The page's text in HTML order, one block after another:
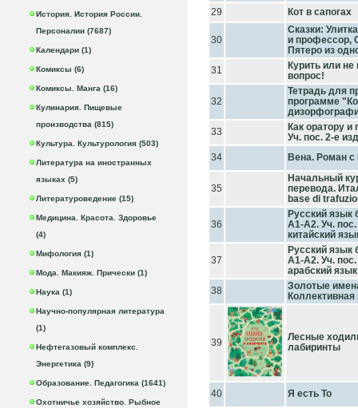
История. История России.
Персоналии (7687)
Календари (1)
Комиксы (6)
Комиксы. Манга (16)
Кулинария. Пищевые
производства (815)
Культура. Культурология (503)
Литература на иностранных
языках (5)
Литературоведение (15)
Медицина. Красота. Здоровье
(4)
Мифология (1)
Мода. Макияж. Прически (1)
Наука (1)
Научно-популярная литература
(1)
Нефтегазовый комплекс.
Энергетика (9)
Образование. Педагогика (1641)
Охотничье хозяйство. Рыбное
29
Кот в сапогах
30
Сказки:
и профессор,
Пятеро из
31
Курить или
вопрос!
32
Тетрадь для
программе
33
Как оратору
Уч. пос. 2-е
34
Вена. Роман с
35
Начальный
перевода.
base di
36
Русский язык
А1-А2. Уч.
китайский
37
Русский язык
А1-А2. Уч.
арабский язык
38
Золотые
39
Лесные
лабиринты
40 Я есть То